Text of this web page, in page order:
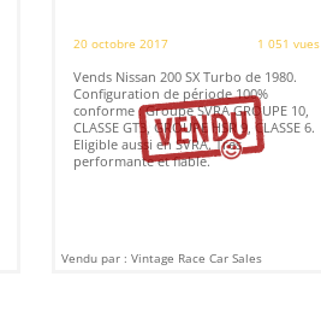
20 octobre 2017 1 051 vues
Vends Nissan 200 SX Turbo de 1980.
Configuration de période 100%
conforme : Groupe SVRA GROUPE 10,
CLASSE GT3, GROUPE HSR 9, CLASSE 6.
Eligible aussi en SVRA. Très
performante et fiable.
Vendu par : Vintage Race Car Sales